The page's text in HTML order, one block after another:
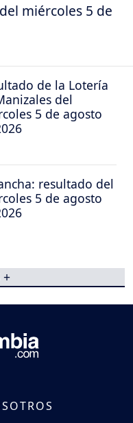
miércoles 5 de
de la Lotería
del
5 de agosto
resultado del
5 de agosto
+